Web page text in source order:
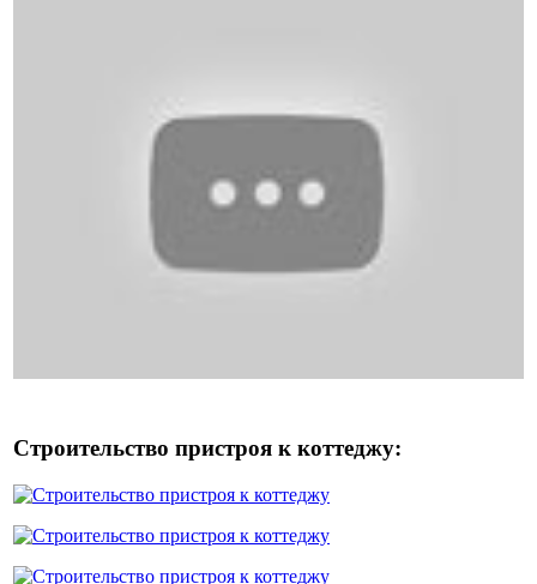
Строительство пристроя к коттеджу: